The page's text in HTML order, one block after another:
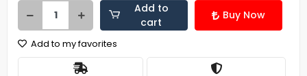
Add to
cart
Buy Now
Add to my favorites